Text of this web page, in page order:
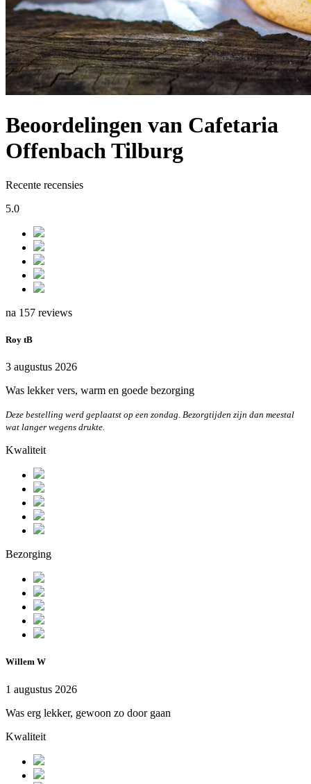
Beoordelingen van Cafetaria
Offenbach Tilburg
Recente recensies
5.0
na 157 reviews
Roy tB
3 augustus 2026
Was lekker vers, warm en goede bezorging
Deze bestelling werd geplaatst op een zondag. Bezorgtijden zijn dan meestal
wat langer wegens drukte.
Kwaliteit
Bezorging
Willem W
1 augustus 2026
Was erg lekker, gewoon zo door gaan
Kwaliteit